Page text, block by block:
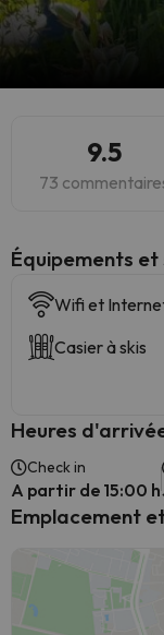
9.5
73
​Équipements et
Wifi et
Casier à skis
Heures
Check in
A partir de 15:00 h
Emplacement